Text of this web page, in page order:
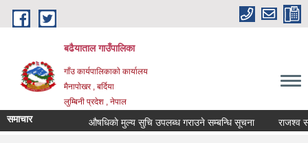
Skip to main content
बढैयाताल गाउँपालिका
गाँउ कार्यपालिकाकाे कार्यालय
मैनापाेखर , बर्दिया
लुम्बिनी प्रदेश , नेपाल
समाचार औषधिकाे मुल्य सुचि उपलब्ध गराउने सम्बन्धि सूचना राजश्व